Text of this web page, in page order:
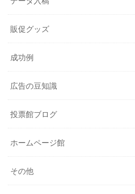
販促グッズ
成功例
広告の豆知識
投票館ブログ
ホームページ館
その他